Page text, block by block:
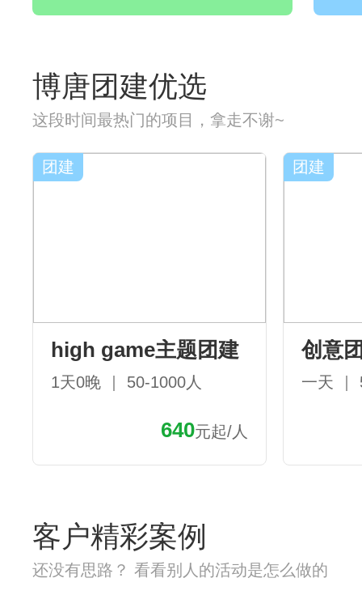
博唐团建优选
这段时间最热门的项目，拿走不谢~
团建
high game主题团建
1天0晚 ｜ 50-1000人
640元起/人
团建
创意
一天 ｜
客户精彩案例
还没有思路？ 看看别人的活动是怎么做的